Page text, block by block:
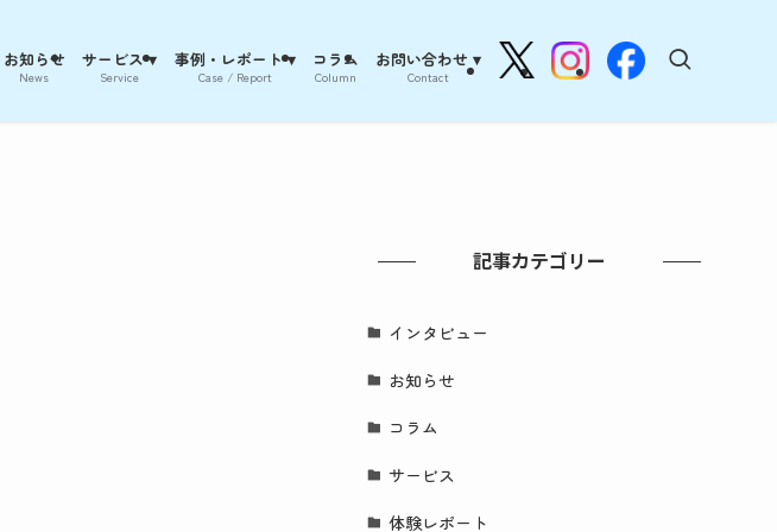
お知らせ
News
サービス ▾
Service
事例・レポート ▾
Case / Report
コラム
Column
お問い合わせ ▾
Contact
記事カテゴリー
インタビュー
お知らせ
コラム
サービス
体験レポート